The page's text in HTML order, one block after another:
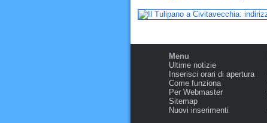
Menu
Ultime notizie
Inserisci orari di apertura
Come funziona
Per Webmaster
Sitemap
Nuovi inserimenti